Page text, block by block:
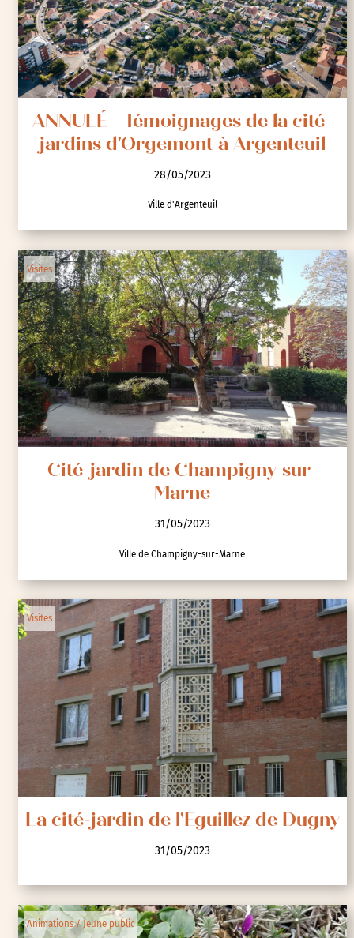
ANNULÉ - Témoignages de la cité-
jardins d'Orgemont à Argenteuil
28/05/2023
Ville d'Argenteuil
Visites
Cité-jardin de Champigny-sur-
Marne
31/05/2023
Ville de Champigny-sur-Marne
Visites
La cité-jardin de l'Eguillez de Dugny
31/05/2023
Animations / Jeune public